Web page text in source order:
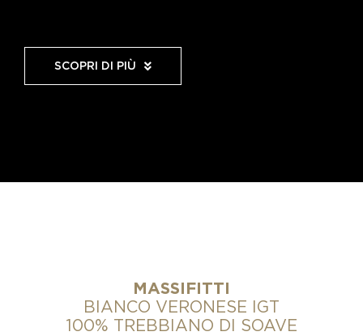
SCOPRI DI PIÙ
MASSIFITTI
BIANCO VERONESE IGT
100% TREBBIANO DI SOAVE